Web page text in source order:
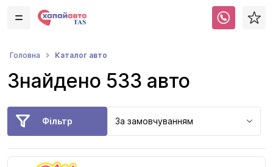
Головна Каталог авто
Знайдено 533 авто
Фільтр За замовчуванням